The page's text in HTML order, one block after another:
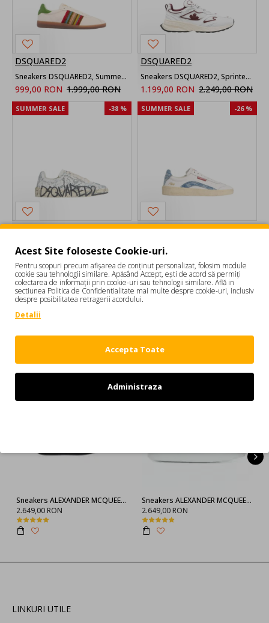
DSQUARED2
Sneakers DSQUARED2, Summer Dream Dsquared2 Rebels, Cream
999,00 RON 1.999,00 RON
DSQUARED2
Sneakers DSQUARED2, Sprinter maple-detail sneakers, Alb si Rosu
1.199,00 RON 2.249,00 RON
SUMMER SALE -38 %
DSQUARED2
1.399,00 RON 2.249,00 RON
SUMMER SALE -26 %
DSQUARED2
1.599,00 RON
1 2 3 4 5 6 7 8
9
Afişare 1 - 12 din 429 (36 pagini)
Sneakers ALEXANDER MCQUEEN, Negru full
2.649,00 RON
Sneakers ALEXANDER MCQUEEN, 553770WHGP01000
2.649,00 RON
LINKURI UTILE
Acest Site foloseste Cookie-uri.
Pentru scopuri precum afișarea de conținut personalizat, folosim module
cookie sau tehnologii similare. Apăsând Accept, ești de acord să permiți
colectarea de informații prin cookie-uri sau tehnologii similare. Află in
sectiunea Politica de Confidentialitate mai multe despre cookie-uri, inclusiv
despre posibilitatea retragerii acordului.
Detalii
Accepta Toate
Administraza